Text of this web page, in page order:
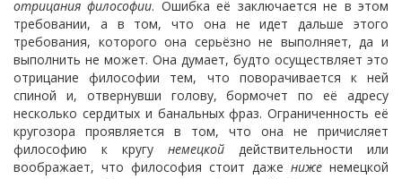
отрицания философии. Ошибка её заключается не в этом
требовании, а в том, что она не идет дальше этого
требования, которого она серьёзно не выполняет, да и
выполнить не может. Она думает, будто осуществляет это
отрицание философии тем, что поворачивается к ней
спиной и, отвернувши голову, бормочет по её адресу
несколько сердитых и банальных фраз. Ограниченность её
кругозора проявляется в том, что она не причисляет
философию к кругу немецкой действительности или
воображает, что философия стоит даже ниже немецкой